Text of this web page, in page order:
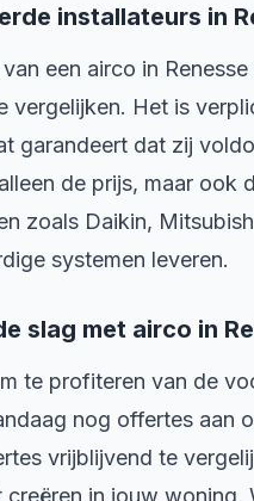
installateurs in
een airco in
vergelijken. Het is
garandeert dat zij
de prijs, maar ook
zoals Daikin,
systemen leveren.
slag met airco in
te profiteren van de
nog offertes aan
vrijblijvend te
creëren in jouw woning.